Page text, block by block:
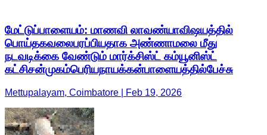
மேட்டுப்பாளையம்: மாணவி லாவண்யாவிஷயத்தில்
பொய்தகவலைபரப்பியதாக அண்ணாமலை மீது
நடவடிக்கை வேண்டும் மார்க்சிஸ்ட் கம்யூனிஸ்ட்
கட்சிசன்முகம்பெரியநாயக்கன்பாளையத்தில்பேச்சு
Mettupalayam, Coimbatore | Feb 19, 2026